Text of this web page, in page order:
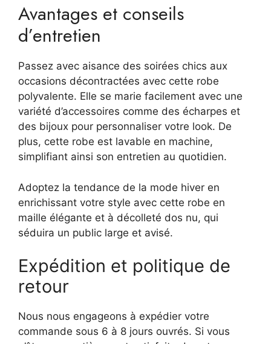
Avantages et conseils
d’entretien
Passez avec aisance des soirées chics aux
occasions décontractées avec cette robe
polyvalente. Elle se marie facilement avec une
variété d’accessoires comme des écharpes et
des bijoux pour personnaliser votre look. De
plus, cette robe est lavable en machine,
simplifiant ainsi son entretien au quotidien.
Adoptez la tendance de la mode hiver en
enrichissant votre style avec cette robe en
maille élégante et à décolleté dos nu, qui
séduira un public large et avisé.
Expédition et politique de
retour
Nous nous engageons à expédier votre
commande sous 6 à 8 jours ouvrés. Si vous